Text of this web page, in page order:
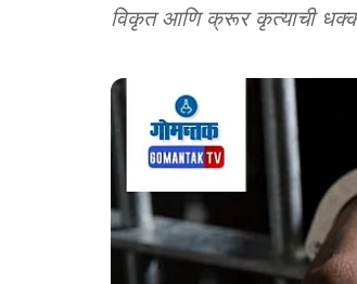
विकृत आणि क्रूर कृत्याची